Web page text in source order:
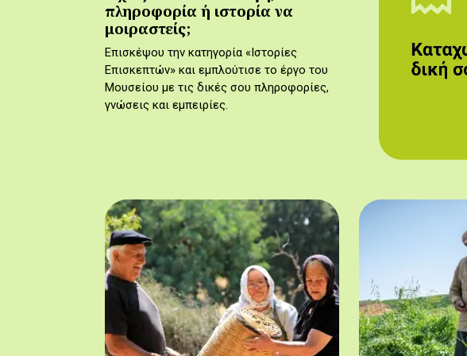
πληροφορία ή ιστορία να
μοιραστείς;
Επισκέψου την κατηγορία «Ιστορίες
Επισκεπτών» και εμπλούτισε το έργο του
Μουσείου με τις δικές σου πληροφορίες,
γνώσεις και εμπειρίες.